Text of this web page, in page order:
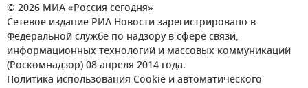
© 2026 МИА «Россия сегодня»
Сетевое издание РИА Новости зарегистрировано в
Федеральной службе по надзору в сфере связи,
информационных технологий и массовых коммуникаций
(Роскомнадзор) 08 апреля 2014 года.
Политика использования Cookie и автоматического